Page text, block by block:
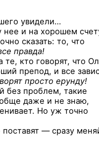
увидели…
нее и на хорошем
сказать: то, что
правда!
кто говорят, что
препод, и все
просто ерунду!
без проблем, такие
даже и не знаю,
Но уж точно
— сразу